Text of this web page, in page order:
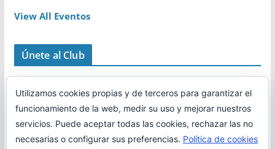
View All Eventos
Únete al Club
Utilizamos cookies propias y de terceros para garantizar el
funcionamiento de la web, medir su uso y mejorar nuestros
servicios. Puede aceptar todas las cookies, rechazar las no
necesarias o configurar sus preferencias. Política de cookies